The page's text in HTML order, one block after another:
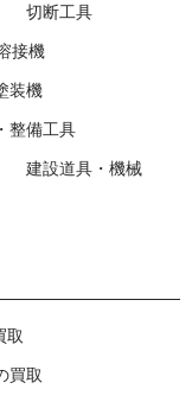
切断工具
接機
装機
整備工具
建設道具・機械
取
買取